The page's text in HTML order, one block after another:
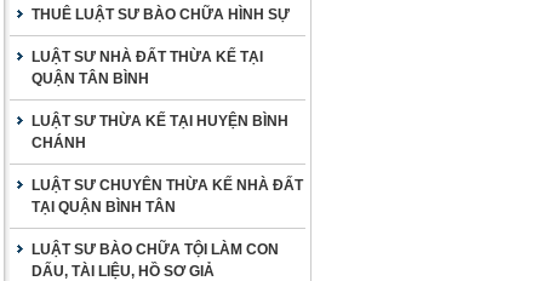
THUÊ LUẬT SƯ BÀO CHỮA HÌNH SỰ
LUẬT SƯ NHÀ ĐẤT THỪA KẾ TẠI
QUẬN TÂN BÌNH
LUẬT SƯ THỪA KẾ TẠI HUYỆN BÌNH
CHÁNH
LUẬT SƯ CHUYÊN THỪA KẾ NHÀ ĐẤT
TẠI QUẬN BÌNH TÂN
LUẬT SƯ BÀO CHỮA TỘI LÀM CON
DẤU, TÀI LIỆU, HỒ SƠ GIẢ